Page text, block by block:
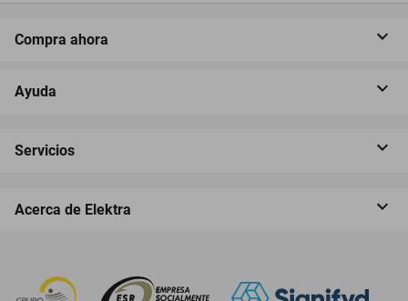
Compra ahora
Ayuda
Servicios
Acerca de Elektra